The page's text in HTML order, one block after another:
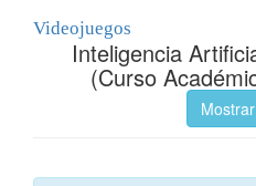
Videojuegos
Inteligencia
(Curso